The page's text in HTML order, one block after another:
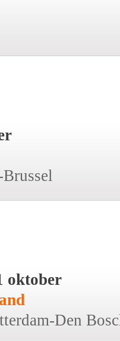
oktober
Den